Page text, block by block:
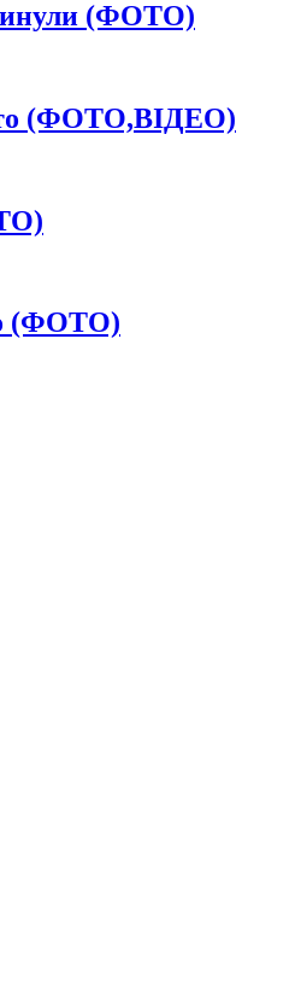
(ФОТО)
(ФОТО,ВІДЕО)
(ФОТО)